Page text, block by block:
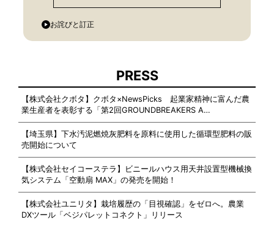
お詫びと訂正
PRESS
【株式会社クボタ】クボタ×NewsPicks 起業家精神に富んだ農
業生産者を表彰する「第2回GROUNDBREAKERS A…
【埼玉県】下水汚泥燃焼灰肥料を原料に使用した循環型肥料の販
売開始について
【株式会社セイコーステラ】ビニールハウス用天井設置型機械換
気システム「空動扇 MAX」の発売を開始！
【株式会社ユニリタ】栽培履歴の「目視確認」をゼロへ。農業
DXツール「ベジパレットコネクト」リリース